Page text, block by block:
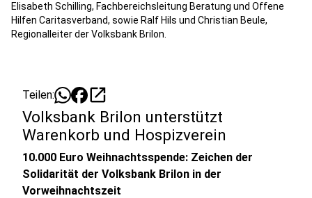
Elisabeth Schilling, Fachbereichsleitung Beratung und Offene
Hilfen Caritasverband, sowie Ralf Hils und Christian Beule,
Regionalleiter der Volksbank Brilon.
Teilen: open_in_new
Volksbank Brilon unterstützt
Warenkorb und Hospizverein
10.000 Euro Weihnachtsspende: Zeichen der
Solidarität der Volksbank Brilon in der
Vorweihnachtszeit